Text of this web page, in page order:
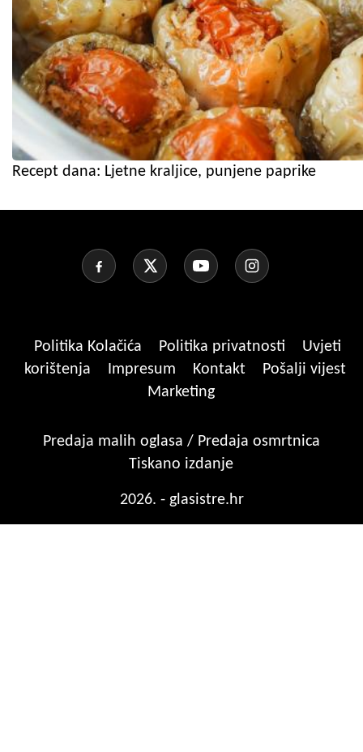
Recept dana: Ljetne kraljice, punjene paprike
Politika Kolačića Politika privatnosti
Uvjeti
korištenja
Impresum Kontakt
Pošalji vijest
Marketing
Predaja malih oglasa / Predaja osmrtnica
Tiskano izdanje
2026. - glasistre.hr